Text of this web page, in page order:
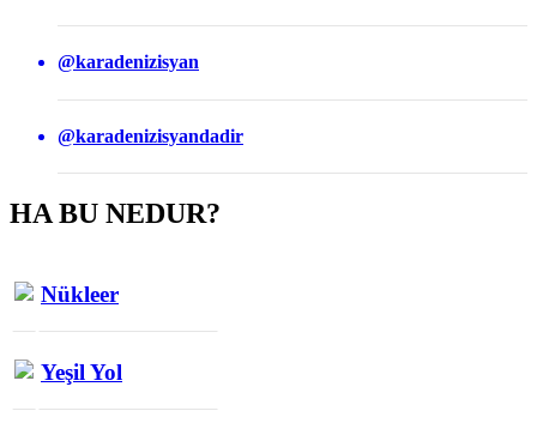
@karadenizisyan
@karadenizisyandadir
HA BU NEDUR?
Nükleer
Yeşil Yol